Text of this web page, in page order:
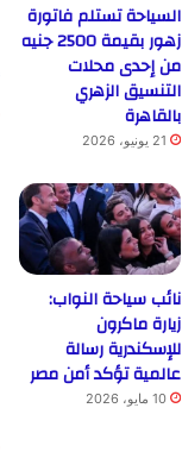
السياحة تستلم فاتورة
زهور بقيمة 2500 جنيه
من إحدى محلات
التنسيق الزهري
بالقاهرة
21 يونيو، 2026
نائب سياحة النواب:
زيارة ماكرون
للإسكندرية رسالة
عالمية تؤكد أمن مصر
10 مايو، 2026